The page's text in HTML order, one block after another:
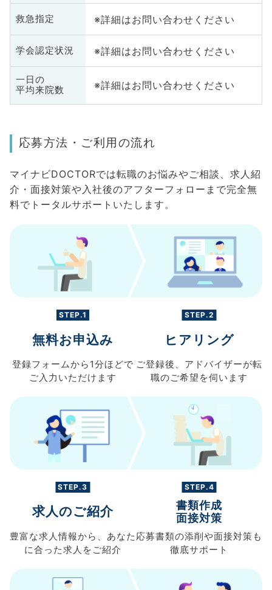
救急指定 ※詳細はお問い合わせください
学会認定状況 ※詳細はお問い合わせください
一日の
平均来院数
※詳細はお問い合わせください
応募方法・ご利用の流れ
マイナビDOCTORでは転職のお悩みやご相談、求人紹
介・面接対策や入社後のアフターフォローまで完全無
料でトータルサポートいたします。
STEP.1
無料お申込み
登録フォームから 1分ほどで
ご入力 いただけます
STEP.2
ヒアリング
ご登録後、 アドバイザーが転
職のご希望を伺います
STEP.3
求人のご紹介
豊富な求人情報から、 あなた
に合った求人を ご紹介
STEP.4
書類作成
面接対策
応募書類の添削や面接対策も
徹底サポート